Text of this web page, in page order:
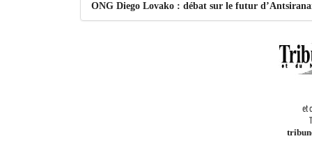
ONG Diego Lovako : débat sur le futur
et